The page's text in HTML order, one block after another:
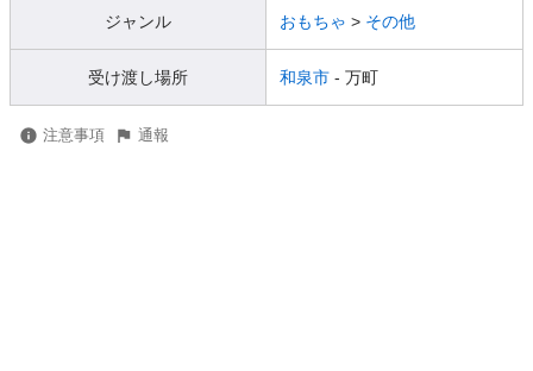
ジャンル おもちゃ > その他
受け渡し場所 和泉市 - 万町
注意事項 通報